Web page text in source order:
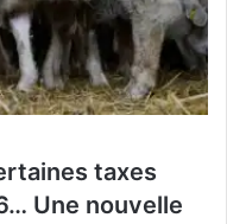
taxes
Une nouvelle